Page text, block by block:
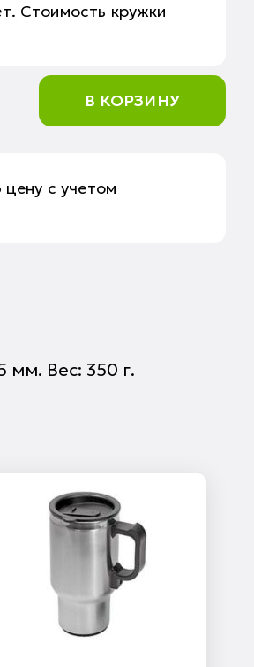
Стоимость кружки
В КОРЗИНУ
цену с учетом
мм. Вес: 350 г.